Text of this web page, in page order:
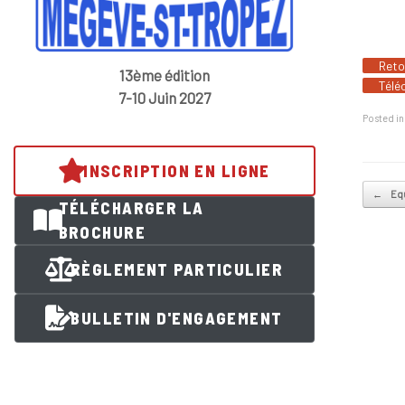
Posted in
Post
←
13ème édition
7-10 Juin 2027
INSCRIPTION EN LIGNE
TÉLÉCHARGER LA
BROCHURE
RÈGLEMENT PARTICULIER
BULLETIN D'ENGAGEMENT